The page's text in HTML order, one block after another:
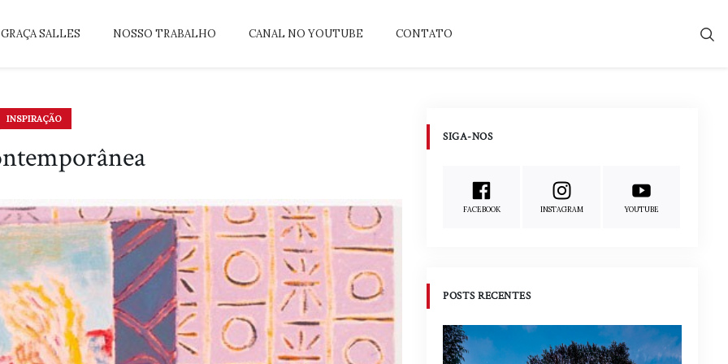
GRAÇA SALLES NOSSO TRABALHO CANAL NO YOUTUBE CONTATO
INSPIRAÇÃO
SIGA-NOS
FACEBOOK INSTAGRAM YOUTUBE
POSTS RECENTES